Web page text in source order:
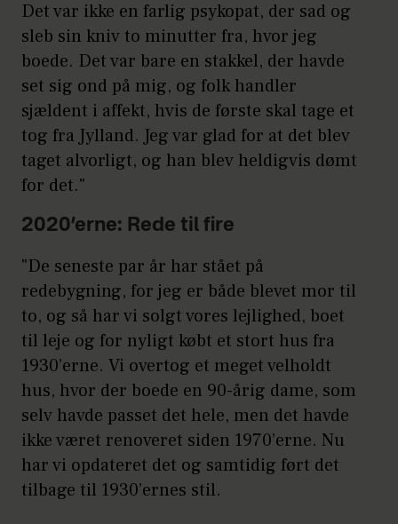
Det var ikke en farlig psykopat, der sad og
sleb sin kniv to minutter fra, hvor jeg
boede. Det var bare en stakkel, der havde
set sig ond på mig, og folk handler
sjældent i affekt, hvis de første skal tage et
tog fra Jylland. Jeg var glad for at det blev
taget alvorligt, og han blev heldigvis dømt
for det."
2020’erne: Rede til fire
"De seneste par år har stået på
redebygning, for jeg er både blevet mor til
to, og så har vi solgt vores lejlighed, boet
til leje og for nyligt købt et stort hus fra
1930’erne. Vi overtog et meget velholdt
hus, hvor der boede en 90-årig dame, som
selv havde passet det hele, men det havde
ikke været renoveret siden 1970’erne. Nu
har vi opdateret det og samtidig ført det
tilbage til 1930’ernes stil.